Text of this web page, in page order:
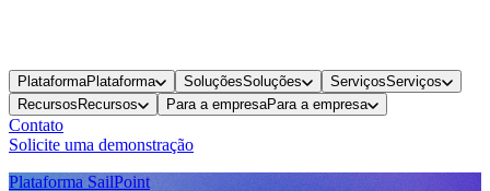
PlataformaPlataforma SoluçõesSoluções ServiçosServiços
Recursos Recursos Para a empresaPara a empresa
Contato
Solicite uma demonstração
Plataforma SailPoint